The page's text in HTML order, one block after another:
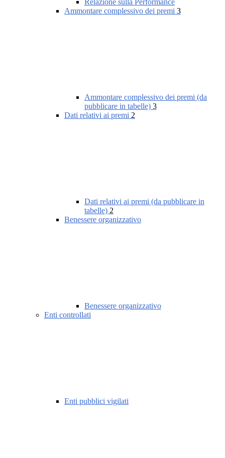
Relazione sulla Performance
Ammontare complessivo dei premi 3
Ammontare complessivo dei premi (da
pubblicare in tabelle) 3
Dati relativi ai premi 2
Dati relativi ai premi (da pubblicare in
tabelle) 2
Benessere organizzativo
Benessere organizzativo
Enti controllati
Enti pubblici vigilati